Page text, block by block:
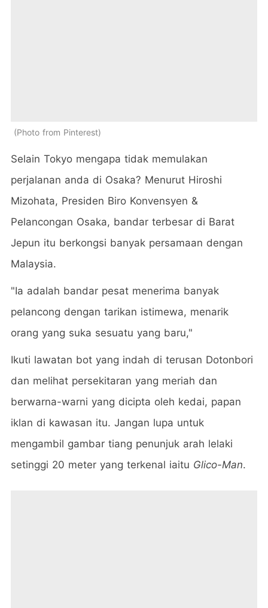
Photo from Pinterest
Selain Tokyo mengapa tidak memulakan
perjalanan anda di Osaka? Menurut Hiroshi
Mizohata, Presiden Biro Konvensyen &
Pelancongan Osaka, bandar terbesar di Barat
Jepun itu berkongsi banyak persamaan dengan
Malaysia.
"Ia adalah bandar pesat menerima banyak
pelancong dengan tarikan istimewa, menarik
orang yang suka sesuatu yang baru,"
Ikuti lawatan bot yang indah di terusan Dotonbori
dan melihat persekitaran yang meriah dan
berwarna-warni yang dicipta oleh kedai, papan
iklan di kawasan itu. Jangan lupa untuk
mengambil gambar tiang penunjuk arah lelaki
setinggi 20 meter yang terkenal iaitu Glico-Man.